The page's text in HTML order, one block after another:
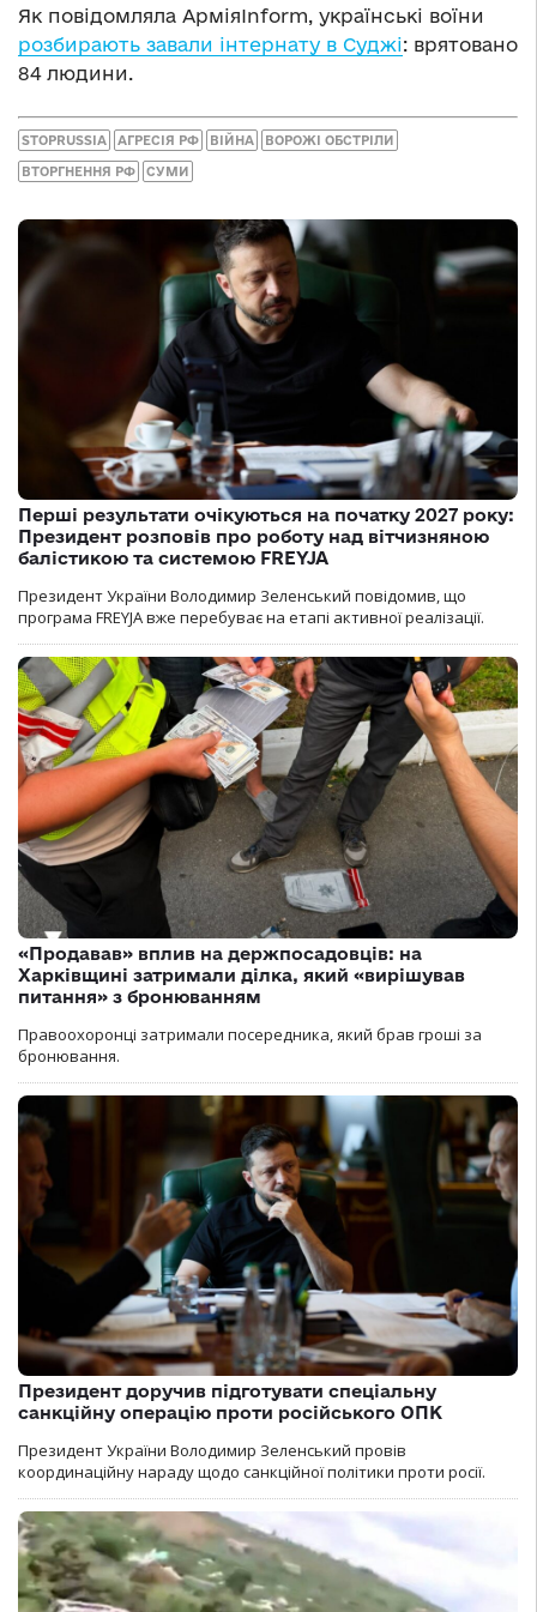
Як повідомляла АрміяInform, українські воїни
розбирають завали інтернату в Суджі: врятовано
84 людини.
STOPRUSSIA АГРЕСІЯ РФ ВІЙНА ВОРОЖІ ОБСТРІЛИ
ВТОРГНЕННЯ РФ СУМИ
Перші результати очікуються на початку 2027 року:
Президент розповів про роботу над вітчизняною
балістикою та системою FREYJA
Президент України Володимир Зеленський повідомив, що
програма FREYJA вже перебуває на етапі активної реалізації.
«Продавав» вплив на держпосадовців: на
Харківщині затримали ділка, який «вирішував
питання» з бронюванням
Правоохоронці затримали посередника, який брав гроші за
бронювання.
Президент доручив підготувати спеціальну
санкційну операцію проти російського ОПК
Президент України Володимир Зеленський провів
координаційну нараду щодо санкційної політики проти росії.